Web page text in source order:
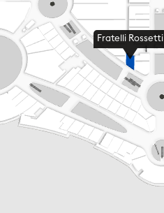
Fratelli Rossetti